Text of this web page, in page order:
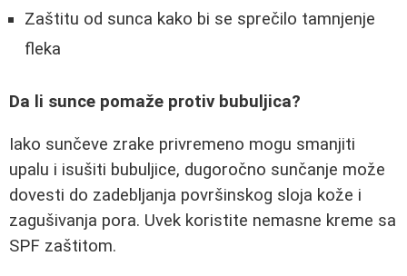
Zaštitu od sunca kako bi se sprečilo tamnjenje
fleka
Da li sunce pomaže protiv bubuljica?
Iako sunčeve zrake privremeno mogu smanjiti
upalu i isušiti bubuljice, dugoročno sunčanje može
dovesti do zadebljanja površinskog sloja kože i
zagušivanja pora. Uvek koristite nemasne kreme sa
SPF zaštitom.